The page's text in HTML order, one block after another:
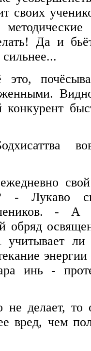
своих
Да и
это,
конкурент
- Лукаво
- А
обряд
инь -
не делает,
вред, чем